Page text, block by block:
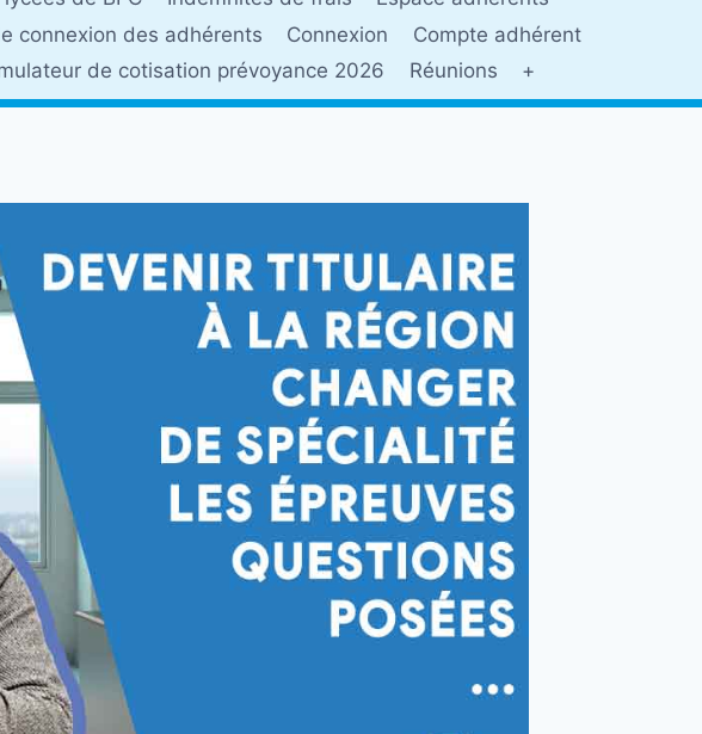
connexion des adhérents
Connexion
Compte adhérent
de cotisation prévoyance 2026
Réunions +